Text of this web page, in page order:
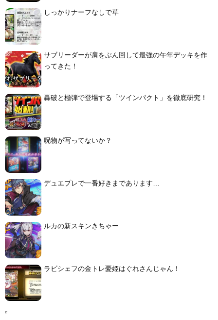
しっかりナーフなしで草
サブリーダーが肩をぶん回して最強の午年デッキを作
ってきた！
轟破と極弾で登場する「ツインパクト」を徹底研究！
呪物が写ってないか？
デュエプレで一番好きまであります…
ルカの新スキンきちゃー
ラビシェフの金トレ憂姫はぐれさんじゃん！